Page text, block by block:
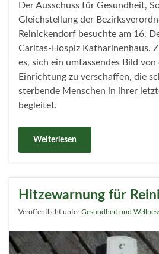
Der Ausschuss für Gesundheit,
Gleichstellung der
Reinickendorf besuchte am 16.
Caritas-Hospiz Katharinenhaus.
es, sich ein umfassendes Bild
Einrichtung zu verschaffen, die
sterbende Menschen in ihrer
begleitet.
Weiterlesen
Hitzewarnung für
Veröffentlicht unterGesundheit und